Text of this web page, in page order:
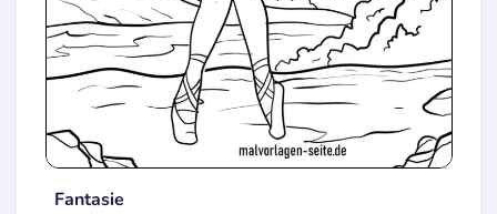
Fantasie